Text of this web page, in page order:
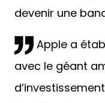
devenir une
Apple a
avec le géant